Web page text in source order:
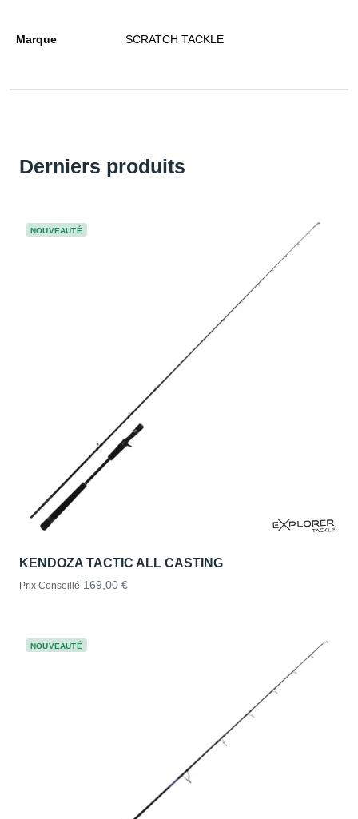
Marque SCRATCH TACKLE
Derniers produits
NOUVEAUTÉ
KENDOZA TACTIC ALL CASTING
Prix Conseillé 169,00 €
NOUVEAUTÉ